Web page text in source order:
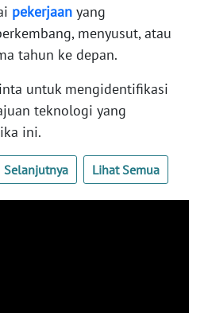
pekerjaan yang
menyusut, atau
tahun ke depan.
untuk mengidentifikasi
teknologi yang
ini.
Selanjutnya Lihat Semua